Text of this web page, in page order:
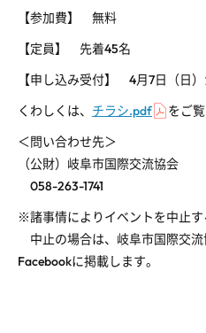
【参加費】 無料
【定員】 先着45名
【申し込み受付】 4月7日（日）
くわしくは、 チラシ.pdf
をご覧
＜問い合わせ先＞
（公財）岐阜市国際交流協会
058-263-1741
※諸事情によりイベントを中止す
中止の場合は、岐阜市国際交
Facebookに掲載します。